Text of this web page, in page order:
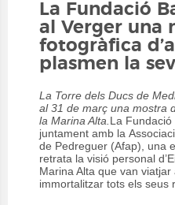
La Fundació
al Verger una
fotogràfica
plasmen la
La Torre dels Ducs de
al 31 de març una mostra
la Marina Alta. La Fundació
juntament amb la
de Pedreguer (Afap), una
retrata la visió personal
Marina Alta que van
immortalitzar tots els seus